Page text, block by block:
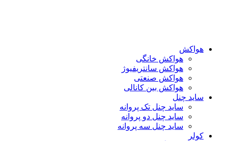
هواکش
هواکش خانگی
هواکش سانتریفیوژ
هواکش صنعتی
هواکش بین کانالی
ساید چنل
ساید چنل تک پروانه
ساید چنل دو پروانه
ساید چنل سه پروانه
کولر